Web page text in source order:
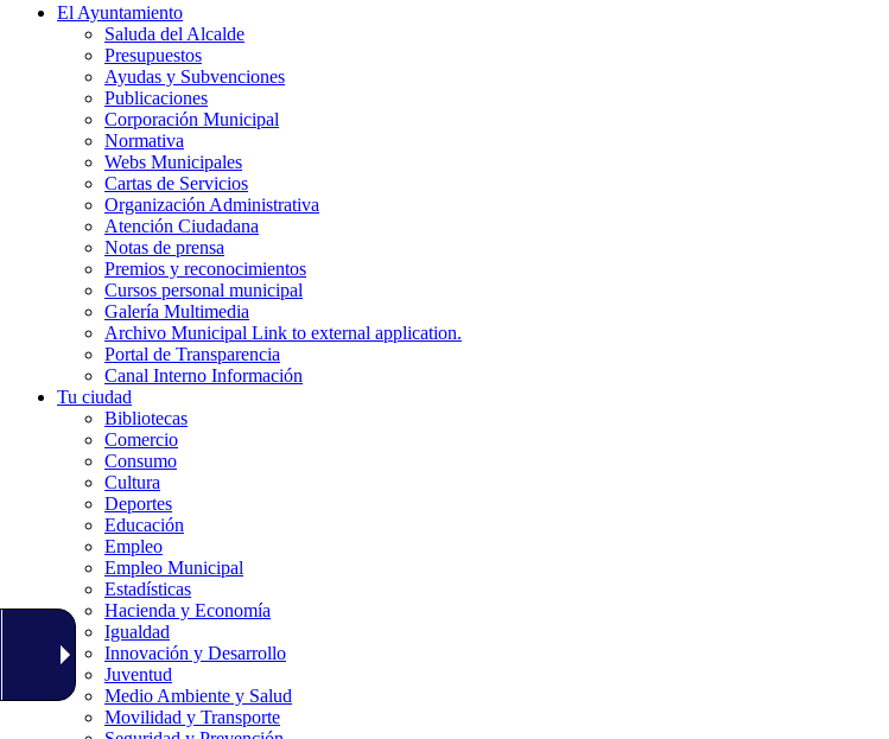
El Ayuntamiento
Saluda del Alcalde
Presupuestos
Ayudas y Subvenciones
Publicaciones
Corporación Municipal
Normativa
Webs Municipales
Cartas de Servicios
Organización Administrativa
Atención Ciudadana
Notas de prensa
Premios y reconocimientos
Cursos personal municipal
Galería Multimedia
Archivo Municipal Link to external application.
Portal de Transparencia
Canal Interno Información
Tu ciudad
Bibliotecas
Comercio
Consumo
Cultura
Deportes
Educación
Empleo
Empleo Municipal
Estadísticas
Hacienda y Economía
Igualdad
Innovación y Desarrollo
Juventud
Medio Ambiente y Salud
Movilidad y Transporte